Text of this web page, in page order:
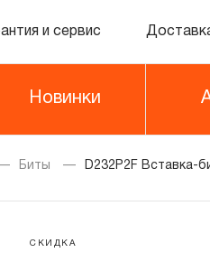
и сервис
Новинки
Биты D232P2F Вставка-
СКИДКА